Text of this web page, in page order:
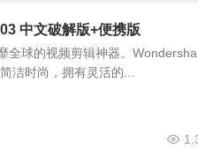
中文破解版+便携版
全球的视频剪辑神器。
洁时尚，拥有灵活的...